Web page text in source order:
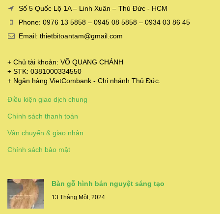
Số 5 Quốc Lộ 1A – Linh Xuân – Thủ Đức - HCM
Phone: 0976 13 5858 – 0945 08 5858 – 0934 03 86 45
Email: thietbitoantam@gmail.com
+ Chủ tài khoản: VÕ QUANG CHÁNH
+ STK: 0381000334550
+ Ngân hàng VietCombank - Chi nhánh Thủ Đức.
Điều kiện giao dịch chung
Chính sách thanh toán
Vận chuyển & giao nhận
Chính sách bảo mật
Bàn gỗ hình bán nguyệt sáng tạo
13 Tháng Một, 2024